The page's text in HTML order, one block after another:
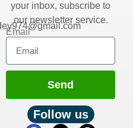
your inbox, subscribe to
our newsletter service.
Email
Send
Follow us